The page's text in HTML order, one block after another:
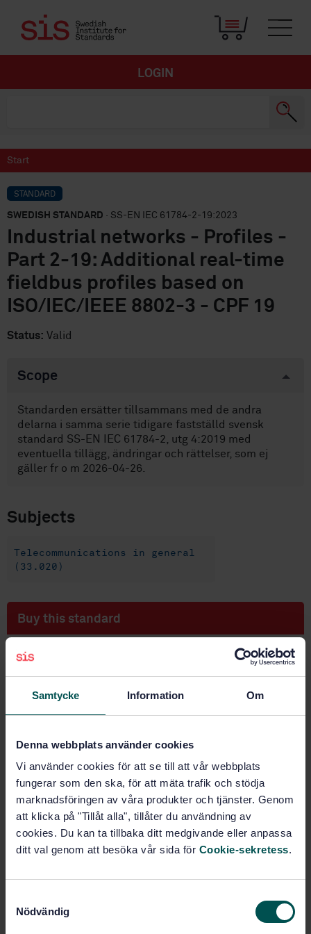
Samtycke Information Om
Denna webbplats använder cookies
Vi använder cookies för att se till att vår webbplats
fungerar som den ska, för att mäta trafik och stödja
marknadsföringen av våra produkter och tjänster. Genom
att klicka på "Tillåt alla", tillåter du användning av
cookies. Du kan ta tillbaka ditt medgivande eller anpassa
ditt val genom att besöka vår sida för Cookie-sekretess.
Nödvändig
LOGIN
Start
STANDARD
SWEDISH STANDARD · SS-EN IEC 61784-2-19:2023
Industrial networks - Profiles -
Part 2-19: Additional real-time
fieldbus profiles based on
ISO/IEC/IEEE 8802-3 - CPF 19
Status: Valid
Scope
Standarden ersätter tillsammans med de andra
delarna i samma serie tidigare fastställd svensk
standard SS-EN IEC 61784-2, utg 4:2019 med
eventuella tillägg, ändringar och rättelser, som ej
gäller fr o m 2026-04-26.
Subjects
Telecommunications in general
(33.020)
Buy this standard
STANDARD
SWEDISH STANDARD· SS-EN IEC 61784-2-19:2023
Industrial networks - Profiles - Part 2-19: Additional
Price:645 SEK
PDF
Add to cart
Show more